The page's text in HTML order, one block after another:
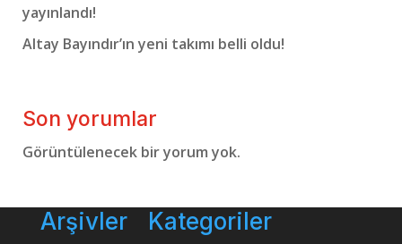
yayınlandı!
Altay Bayındır’ın yeni takımı belli oldu!
Son yorumlar
Görüntülenecek bir yorum yok.
Arşivler Kategoriler